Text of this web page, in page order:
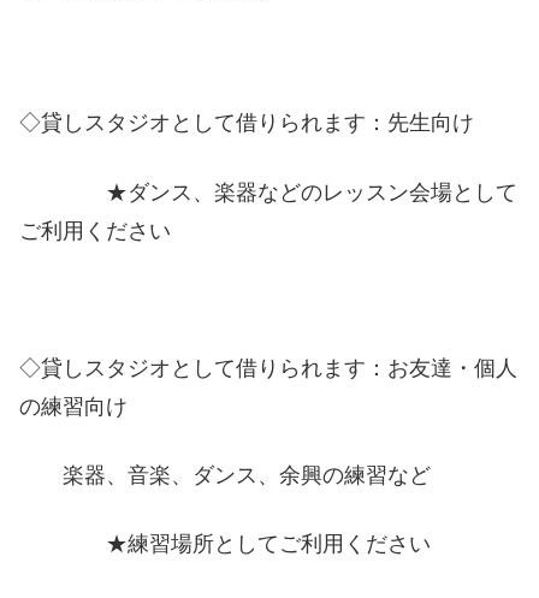
◇貸しスタジオとして借りられます：先生向け
★ダンス、楽器などのレッスン会場として
ご利用ください
◇貸しスタジオとして借りられます：お友達・個人
の練習向け
楽器、音楽、ダンス、余興の練習など
★練習場所としてご利用ください